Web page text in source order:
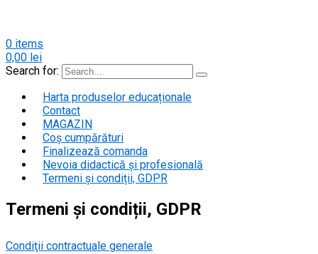
0 items
0,00 lei
Search for:
Harta produselor educaționale
Contact
MAGAZIN
Coș cumpărături
Finalizează comanda
Nevoia didactică și profesională
Termeni și condiții, GDPR
Termeni și condiții, GDPR
Condiţii contractuale generale